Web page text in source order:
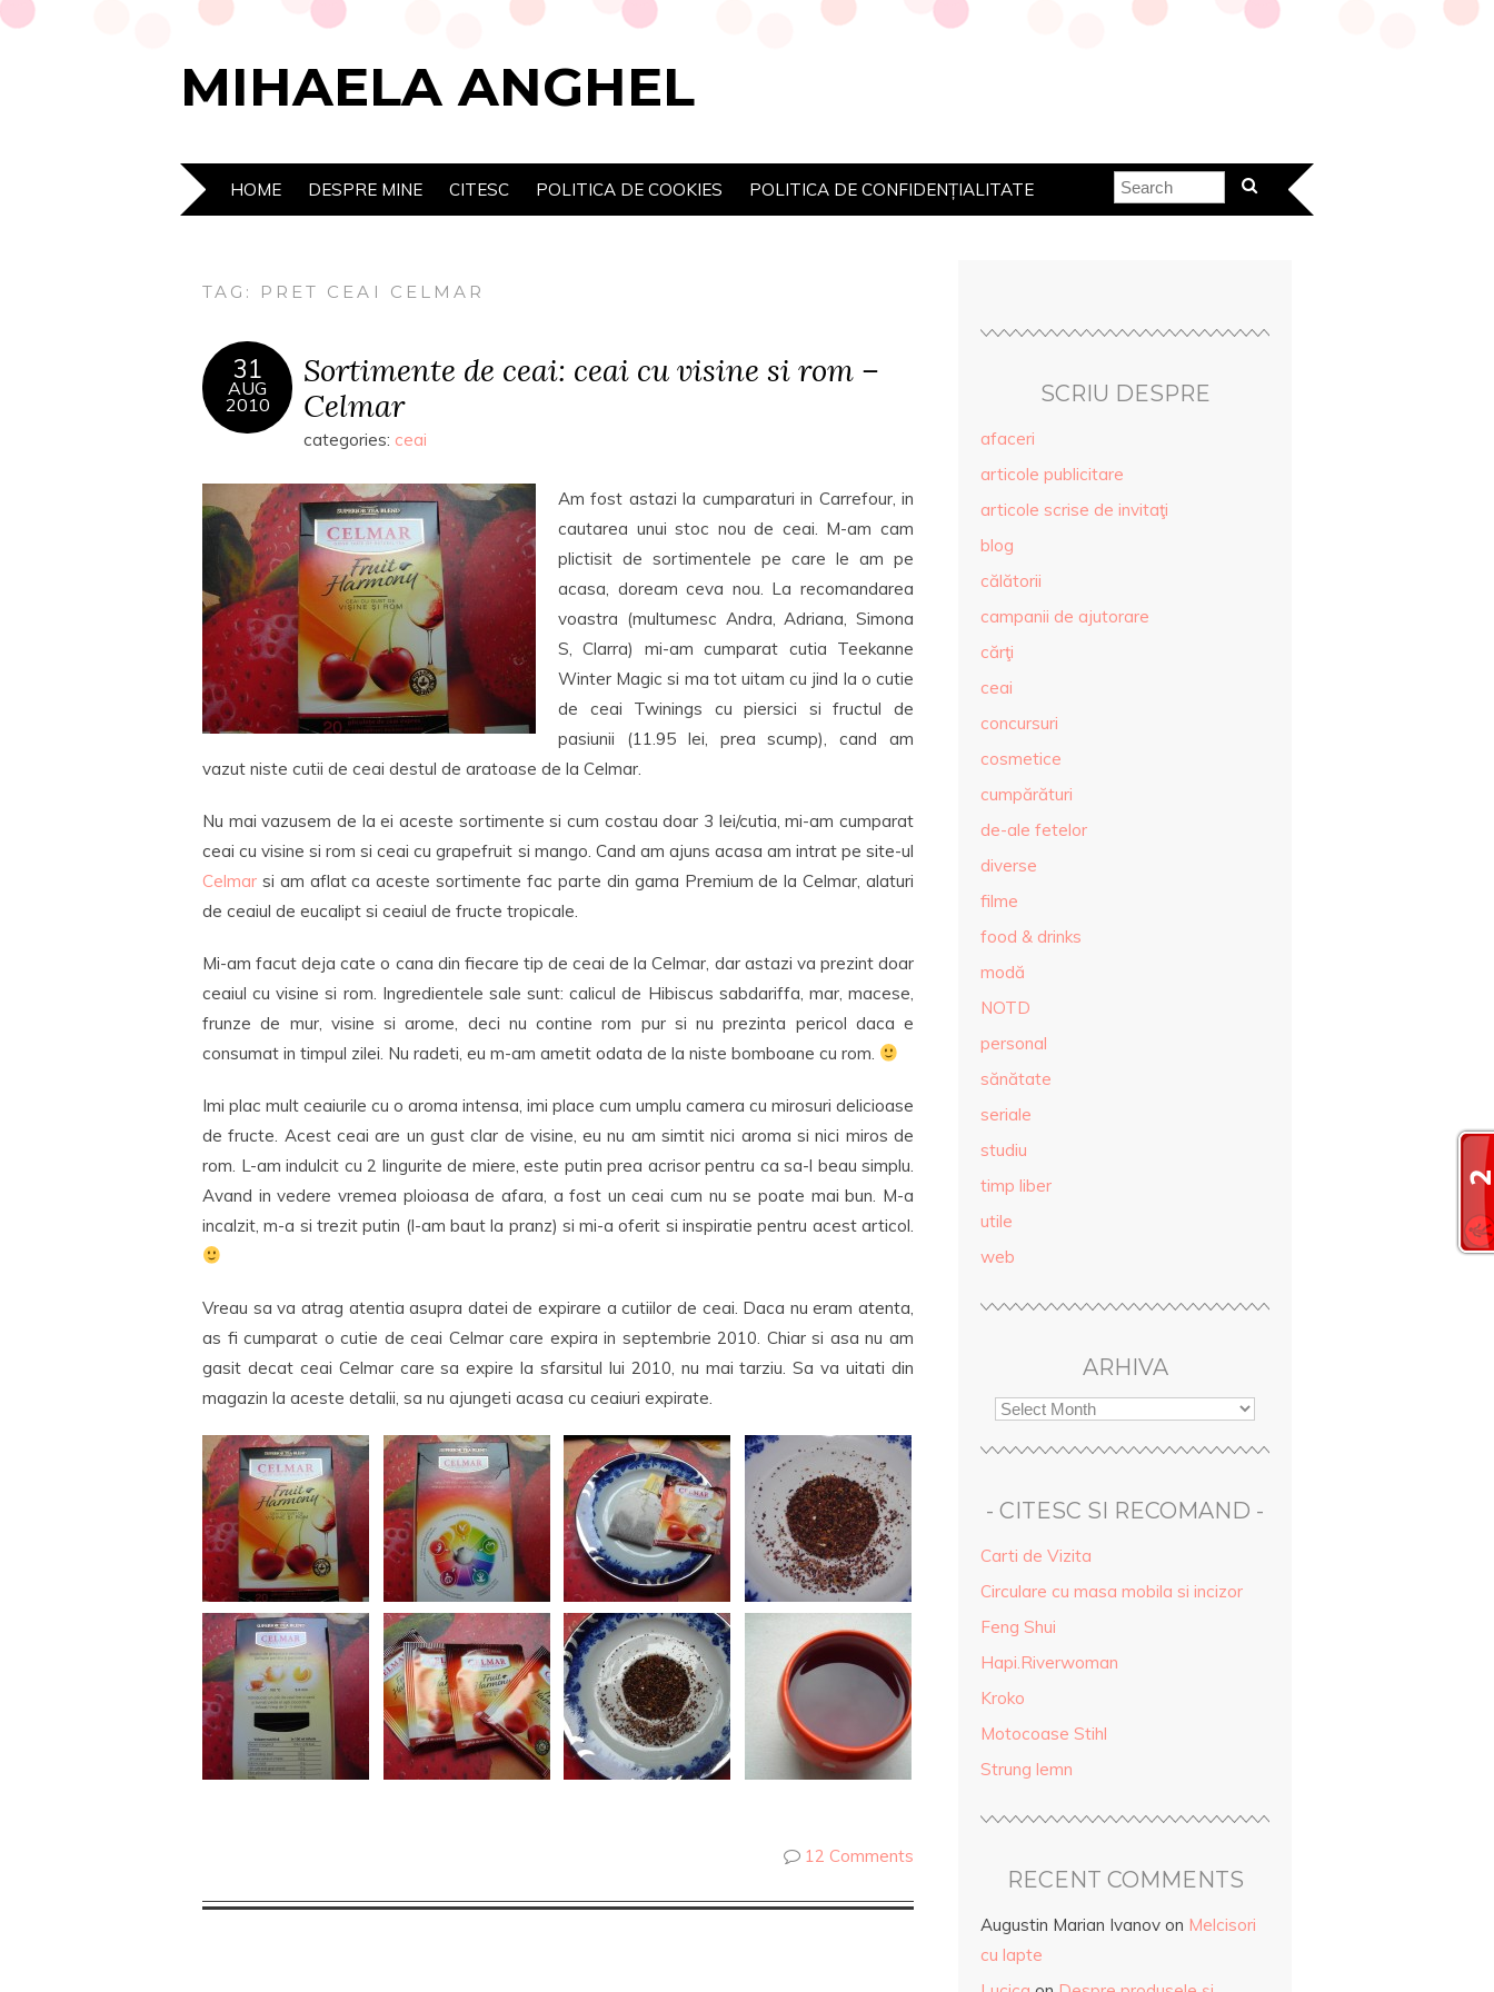
MIHAELA ANGHEL
HOME DESPRE MINE CITESC POLITICA DE COOKIES POLITICA DE CONFIDENȚIALITATE
TAG: PRET CEAI CELMAR
31
AUG
2010
Sortimente de ceai: ceai cu visine si rom –
Celmar
categories: ceai
Am fost astazi la cumparaturi in Carrefour, in
cautarea unui stoc nou de ceai. M-am cam
plictisit de sortimentele pe care le am pe
acasa, doream ceva nou. La recomandarea
voastra (multumesc Andra, Adriana, Simona
S, Clarra) mi-am cumparat cutia Teekanne
Winter Magic si ma tot uitam cu jind la o cutie
de ceai Twinings cu piersici si fructul de
pasiunii (11.95 lei, prea scump), cand am
vazut niste cutii de ceai destul de aratoase de la Celmar.
Nu mai vazusem de la ei aceste sortimente si cum costau doar 3 lei/cutia, mi-am cumparat
ceai cu visine si rom si ceai cu grapefruit si mango. Cand am ajuns acasa am intrat pe site-ul
Celmar si am aflat ca aceste sortimente fac parte din gama Premium de la Celmar, alaturi
de ceaiul de eucalipt si ceaiul de fructe tropicale.
Mi-am facut deja cate o cana din fiecare tip de ceai de la Celmar, dar astazi va prezint doar
ceaiul cu visine si rom. Ingredientele sale sunt: calicul de Hibiscus sabdariffa, mar, macese,
frunze de mur, visine si arome, deci nu contine rom pur si nu prezinta pericol daca e
consumat in timpul zilei. Nu radeti, eu m-am ametit odata de la niste bomboane cu rom.
Imi plac mult ceaiurile cu o aroma intensa, imi place cum umplu camera cu mirosuri delicioase
de fructe. Acest ceai are un gust clar de visine, eu nu am simtit nici aroma si nici miros de
rom. L-am indulcit cu 2 lingurite de miere, este putin prea acrisor pentru ca sa-l beau simplu.
Avand in vedere vremea ploioasa de afara, a fost un ceai cum nu se poate mai bun. M-a
incalzit, m-a si trezit putin (l-am baut la pranz) si mi-a oferit si inspiratie pentru acest articol.
Vreau sa va atrag atentia asupra datei de expirare a cutiilor de ceai. Daca nu eram atenta,
as fi cumparat o cutie de ceai Celmar care expira in septembrie 2010. Chiar si asa nu am
gasit decat ceai Celmar care sa expire la sfarsitul lui 2010, nu mai tarziu. Sa va uitati din
magazin la aceste detalii, sa nu ajungeti acasa cu ceaiuri expirate.
12 Comments
SCRIU DESPRE
afaceri
articole publicitare
articole scrise de invitaţi
blog
călătorii
campanii de ajutorare
cărţi
ceai
concursuri
cosmetice
cumpărături
de-ale fetelor
diverse
filme
food & drinks
modă
NOTD
personal
sănătate
seriale
studiu
timp liber
utile
web
ARHIVA
- CITESC SI RECOMAND -
Carti de Vizita
Circulare cu masa mobila si incizor
Feng Shui
Hapi.Riverwoman
Kroko
Motocoase Stihl
Strung lemn
RECENT COMMENTS
Augustin Marian Ivanov on Melcisori
cu lapte